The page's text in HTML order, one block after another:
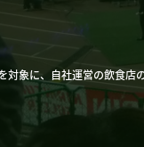
象に、自社運営の飲食店の